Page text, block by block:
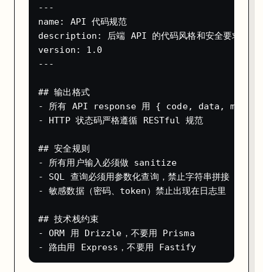
日常用 Economy 模式，别用 Power
小改动用 Lite 模式
比 Economy 还便宜
别用 Turbo（除非真的急）
年付 Core 计划（$20/月 vs $25/月）
把大需求拆成小步骤
：Agent 3 刚上线时，有用户一周花了 $1,000+，因为
"Agent 写代码，Assistant 修 Bug"工作流
这是 Replit 老用户总结的最佳实践：
1. 用 Agent 生成初版代码（大方向对就行）
2. 发现 bug 后，先暂停 Agent
Agent 擅长"从零到一"，但容易在修 bug 时陷入死循环。Assistant 不
真实项目案例
---
name: API 代码规范
description: 后端 API 的代码风格和安全要求
version: 1.0
---
## 输出格式
- 所有 API response 用 { code, data,
- HTTP 状态码严格遵循 RESTful 规范
## 安全规则
- 所有用户输入必须做 sanitize
- SQL 查询必须用参数化查询，禁止字符串拼接
- 敏感数据（密码、token）禁止出现在日志里
## 技术栈约束
- ORM 用 Drizzle，不要用 Prisma